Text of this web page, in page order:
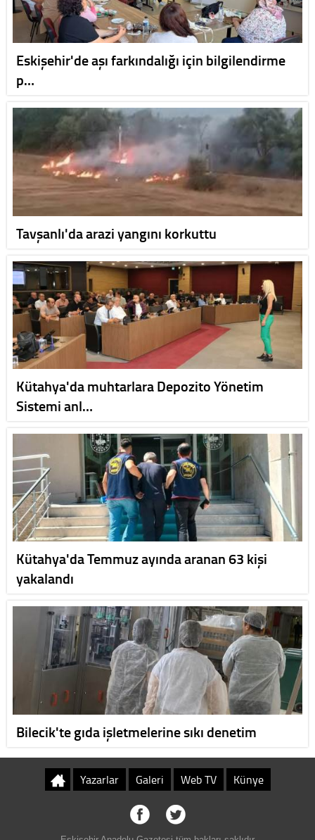
Eskişehir'de aşı farkındalığı için bilgilendirme
p…
Tavşanlı'da arazi yangını korkuttu
Kütahya'da muhtarlara Depozito Yönetim
Sistemi anl…
Kütahya'da Temmuz ayında aranan 63 kişi
yakalandı
Bilecik'te gıda işletmelerine sıkı denetim
Yazarlar Galeri Web TV Künye